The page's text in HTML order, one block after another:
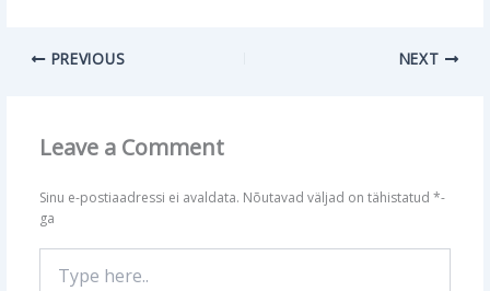
PREVIOUS NEXT
Leave a Comment
Sinu e-postiaadressi ei avaldata. Nõutavad väljad on tähistatud*-
ga
here..